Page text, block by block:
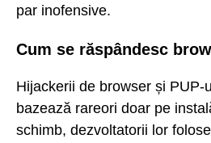
par inofensive.
Cum se răspândesc
Hijackerii de browser și PUP-
bazează rareori doar pe
schimb, dezvoltatorii lor